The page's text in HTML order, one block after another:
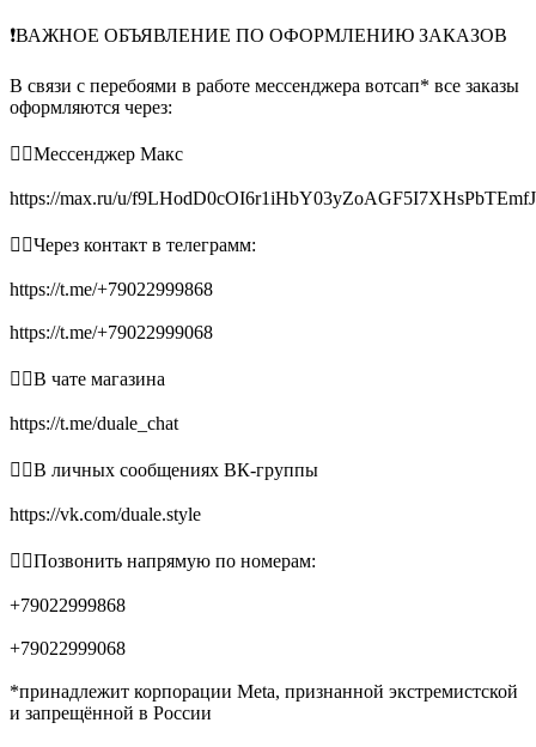
❗️ВАЖНОЕ ОБЪЯВЛЕНИЕ ПО ОФОРМЛЕНИЮ ЗАКАЗОВ
В связи с перебоями в работе мессенджера вотсап* все заказы
оформляются через:
👉🏻Мессенджер Макс
https://max.ru/u/
👉🏻Через контакт в телеграмм:
https://t.me/+79022999868
https://t.me/+79022999068
👉🏻В чате магазина
https://t.me/duale_chat
👉🏻В личных сообщениях ВК-группы
https://vk.com/duale.style
👉🏻Позвонить напрямую по номерам:
+79022999868
+79022999068
*принадлежит корпорации Meta, признанной экстремистской
и запрещённой в России